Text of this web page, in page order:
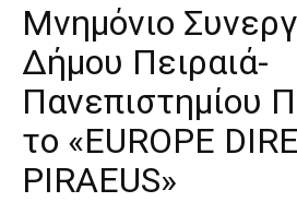
Μνημόνιο
Δήμου Πειραιά-
Πανεπιστημίου
το «EUROPE
PIRAEUS»